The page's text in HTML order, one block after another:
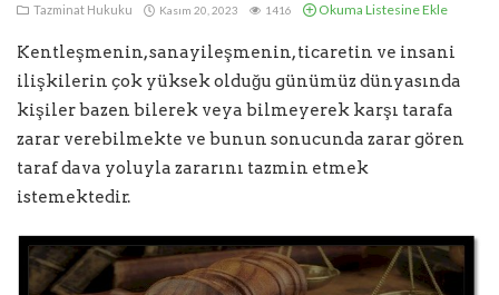
Ceza Hukuku
Boşanma Hukuku
Tazminat Hukuku
Arabuluculuk
Bilgilendirme
İletişim
Tazminat Hukuku Kasım 20, 2023 1416 Okuma Listesine Ekle
Kentleşmenin, sanayileşmenin, ticaretin ve insani
ilişkilerin çok yüksek olduğu günümüz dünyasında
kişiler bazen bilerek veya bilmeyerek karşı tarafa
zarar verebilmekte ve bunun sonucunda zarar gören
taraf dava yoluyla zararını tazmin etmek
istemektedir.